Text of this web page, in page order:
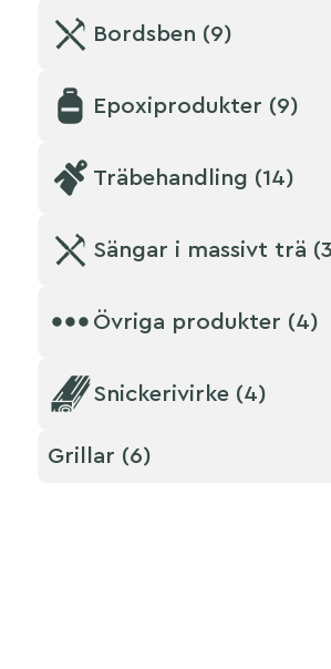
Bordsben (9)
Epoxiprodukter (9)
Träbehandling (14)
Sängar i massivt trä
Övriga produkter (4)
Snickerivirke (4)
Grillar (6)